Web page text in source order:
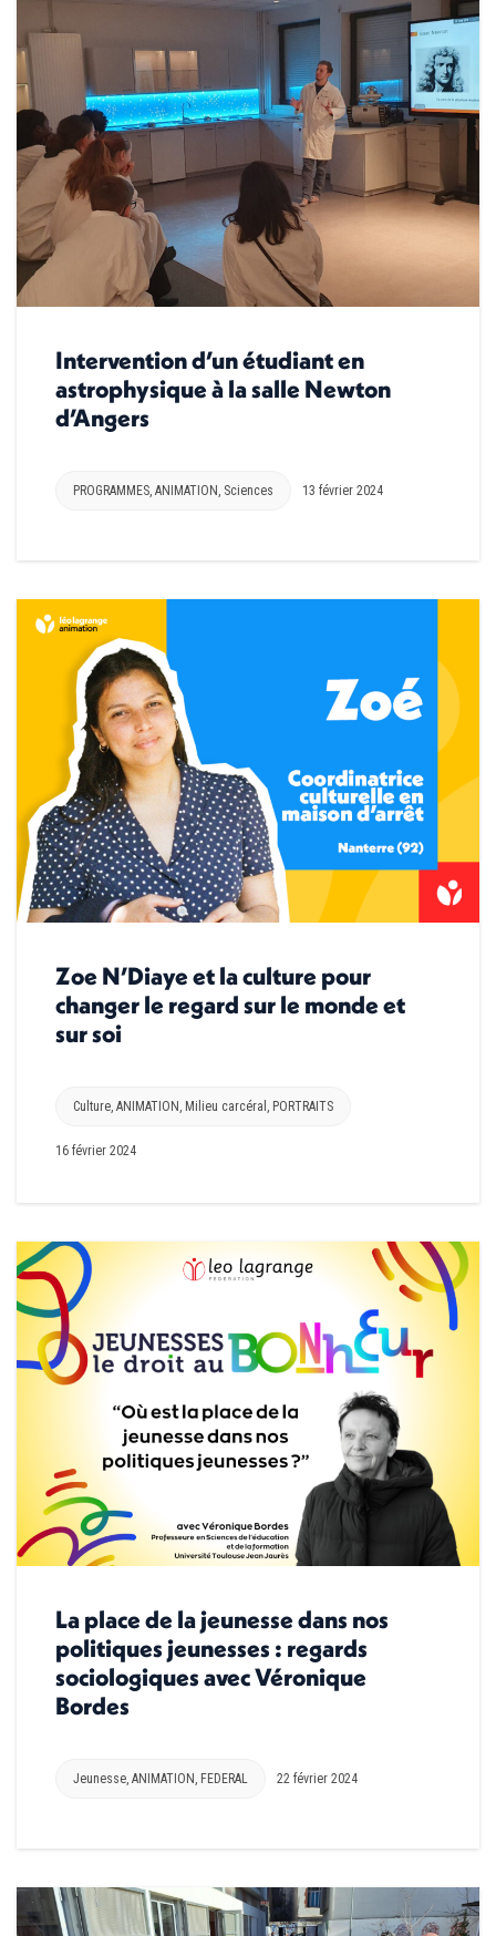
Intervention d’un étudiant en
astrophysique à la salle Newton
d’Angers
PROGRAMMES ANIMATION Sciences 13 février 2024
Zoe N’Diaye et la culture pour
changer le regard sur le monde et
sur soi
Culture, ANIMATION , Milieu carcéral , PORTRAITS
16 février 2024
La place de la jeunesse dans nos
politiques jeunesses : regards
sociologiques avec Véronique
Bordes
Jeunesse, ANIMATION , FEDERAL 22 février 2024